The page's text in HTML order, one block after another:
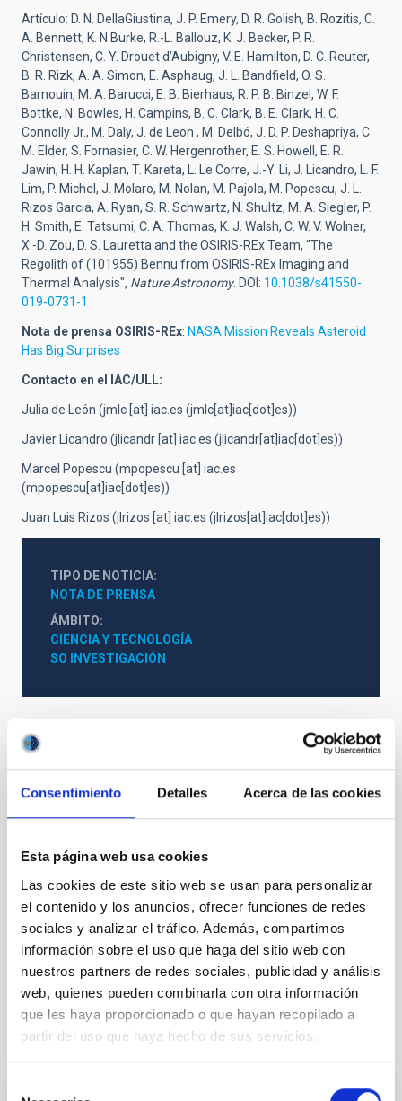
Consentimiento Detalles Acerca de las cookies
Esta página web usa cookies
Las cookies de este sitio web se usan para personalizar
el contenido y los anuncios, ofrecer funciones de redes
sociales y analizar el tráfico. Además, compartimos
información sobre el uso que haga del sitio web con
nuestros partners de redes sociales, publicidad y análisis
web, quienes pueden combinarla con otra información
que les haya proporcionado o que hayan recopilado a
partir del uso que haya hecho de sus servicios.
Artículo: D. N. DellaGiustina, J. P. Emery, D. R. Golish, B. Rozitis, C.
A. Bennett, K. N Burke, R.-L. Ballouz, K. J. Becker, P. R.
Christensen, C. Y. Drouet d’Aubigny, V. E. Hamilton, D. C. Reuter,
B. R. Rizk, A. A. Simon, E. Asphaug, J. L. Bandfield, O. S.
Barnouin, M. A. Barucci, E. B. Bierhaus, R. P. B. Binzel, W. F.
Bottke, N. Bowles, H. Campins, B. C. Clark, B. E. Clark, H. C.
Connolly Jr., M. Daly, J. de Leon , M. Delbó, J. D. P. Deshapriya, C.
M. Elder, S. Fornasier, C. W. Hergenrother, E. S. Howell, E. R.
Jawin, H. H. Kaplan, T. Kareta, L. Le Corre, J.-Y. Li, J. Licandro, L. F.
Lim, P. Michel, J. Molaro, M. Nolan, M. Pajola, M. Popescu, J. L.
Rizos Garcia, A. Ryan, S. R. Schwartz, N. Shultz, M. A. Siegler, P.
H. Smith, E. Tatsumi, C. A. Thomas, K. J. Walsh, C. W. V. Wolner,
X.-D. Zou, D. S. Lauretta and the OSIRIS-REx Team, "The
Regolith of (101955) Bennu from OSIRIS-REx Imaging and
Thermal Analysis", Nature Astronomy. DOI: 10.1038/s41550-
019-0731-1
Nota de prensa OSIRIS-REx: NASA Mission Reveals Asteroid
Has Big Surprises
Contacto en el IAC/ULL:
Julia de León (jmlc [at] iac.es (jmlc[at]iac[dot]es))
Javier Licandro (jlicandr [at] iac.es (jlicandr[at]iac[dot]es))
Marcel Popescu (mpopescu [at] iac.es
(mpopescu[at]iac[dot]es))
Juan Luis Rizos (jlrizos [at] iac.es (jlrizos[at]iac[dot]es))
TIPO DE NOTICIA
NOTA DE PRENSA
ÁMBITO
CIENCIA Y TECNOLOGÍA
SO INVESTIGACIÓN
Astrofísica
Tecnóloga/o
Medios de comunicación
Otras noticias relacionadas